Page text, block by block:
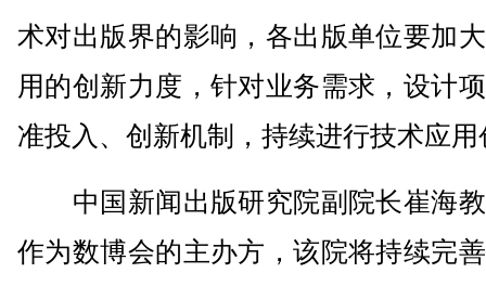
术对出版界的影响，各出版单位要加
用的创新力度，针对业务需求，设计
准投入、创新机制，持续进行技术应用
中国新闻出版研究院副院长崔海
作为数博会的主办方，该院将持续完